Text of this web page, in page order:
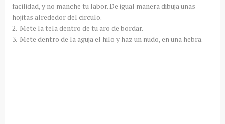
facilidad, y no manche tu labor. De igual manera dibuja unas
hojitas alrededor del circulo.
2.-Mete la tela dentro de tu aro de bordar.
3.-Mete dentro de la aguja el hilo y haz un nudo, en una hebra.